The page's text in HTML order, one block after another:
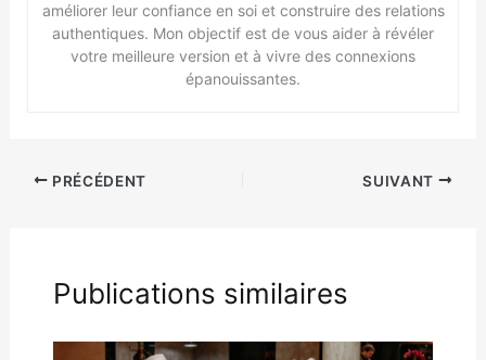
améliorer leur confiance en soi et construire des relations
authentiques. Mon objectif est de vous aider à révéler
votre meilleure version et à vivre des connexions
épanouissantes.
PRÉCÉDENT SUIVANT
Publications similaires